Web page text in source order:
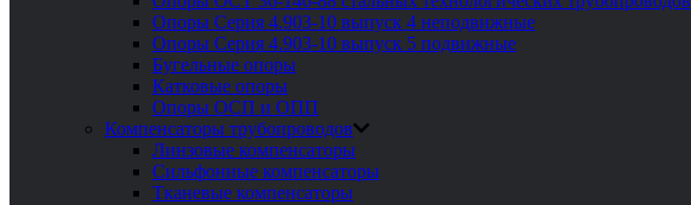
Опоры Серия 4.903-10 выпуск 4 неподвижные
Опоры Серия 4.903-10 выпуск 5 подвижные
Бугельные опоры
Катковые опоры
Опоры ОСП и ОПП
Компенсаторы трубопроводов
Линзовые компенсаторы
Сильфонные компенсаторы
Тканевые компенсаторы